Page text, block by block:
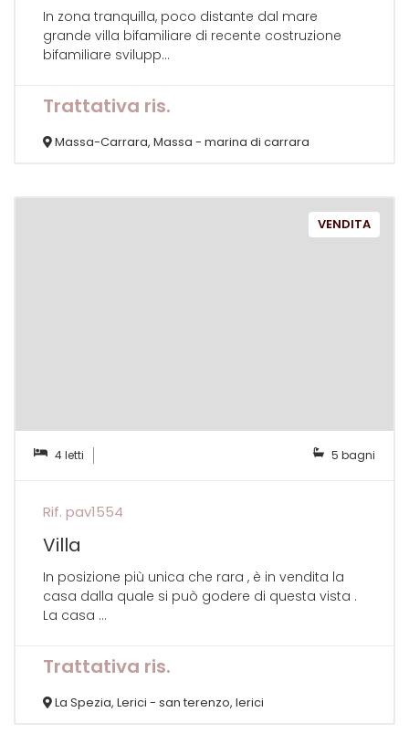
In zona tranquilla, poco distante dal mare
grande villa bifamiliare di recente costruzione
bifamiliare svilupp...
Trattativa ris.
Massa-Carrara, Massa - marina di carrara
VENDITA
4 letti 5 bagni
Rif. pav1554
Villa
In posizione più unica che rara , è in vendita la
casa dalla quale si può godere di questa vista .
La casa ...
Trattativa ris.
La Spezia, Lerici - san terenzo, lerici